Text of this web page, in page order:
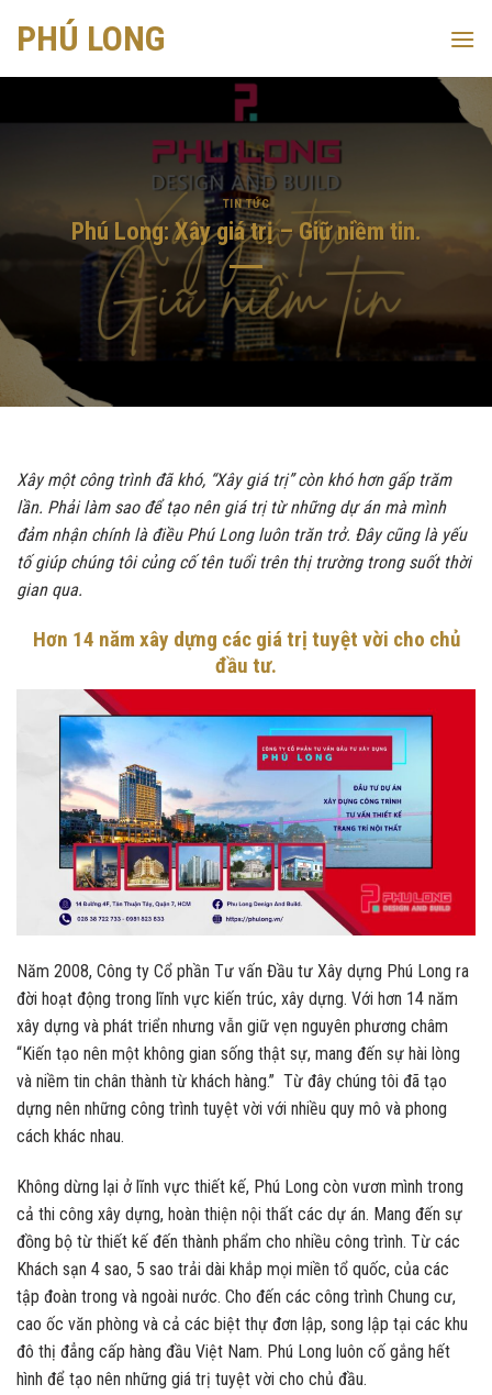
PHÚ LONG
TIN TỨC
Phú Long: Xây giá trị – Giữ niềm tin.
Xây một công trình đã khó, “Xây giá trị” còn khó hơn gấp trăm
lần. Phải làm sao để tạo nên giá trị từ những dự án mà mình
đảm nhận chính là điều Phú Long luôn trăn trở. Đây cũng là yếu
tố giúp chúng tôi củng cố tên tuổi trên thị trường trong suốt thời
gian qua.
Hơn 14 năm xây dựng các giá trị tuyệt vời cho chủ
đầu tư.
Năm 2008, Công ty Cổ phần Tư vấn Đầu tư Xây dựng Phú Long ra
đời hoạt động trong lĩnh vực kiến trúc, xây dựng. Với hơn 14 năm
xây dựng và phát triển nhưng vẫn giữ vẹn nguyên phương châm
“Kiến tạo nên một không gian sống thật sự, mang đến sự hài lòng
và niềm tin chân thành từ khách hàng.” Từ đây chúng tôi đã tạo
dựng nên những công trình tuyệt vời với nhiều quy mô và phong
cách khác nhau.
Không dừng lại ở lĩnh vực thiết kế, Phú Long còn vươn mình trong
cả thi công xây dựng, hoàn thiện nội thất các dự án. Mang đến sự
đồng bộ từ thiết kế đến thành phẩm cho nhiều công trình. Từ các
Khách sạn 4 sao, 5 sao trải dài khắp mọi miền tổ quốc, của các
tập đoàn trong và ngoài nước. Cho đến các công trình Chung cư,
cao ốc văn phòng và cả các biệt thự đơn lập, song lập tại các khu
đô thị đẳng cấp hàng đầu Việt Nam. Phú Long luôn cố gắng hết
hình để tạo nên những giá trị tuyệt vời cho chủ đầu.